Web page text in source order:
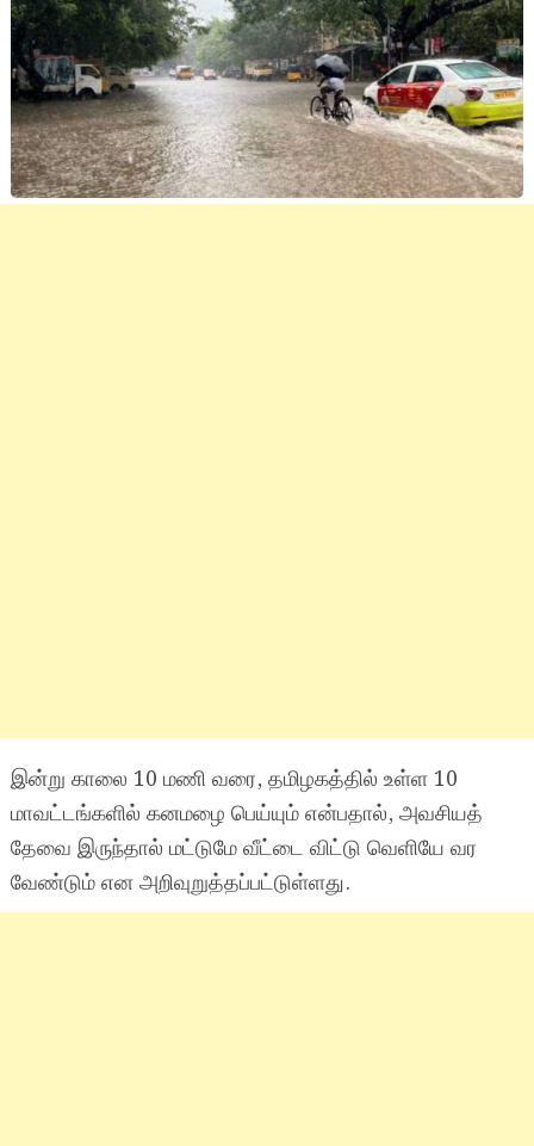
இன்று காலை 10 மணி வரை, தமிழகத்தில் உள்ள 10
மாவட்டங்களில் கனமழை பெய்யும் என்பதால், அவசியத்
தேவை இருந்தால் மட்டுமே வீட்டை விட்டு வெளியே வர
வேண்டும் என அறிவுறுத்தப்பட்டுள்ளது.